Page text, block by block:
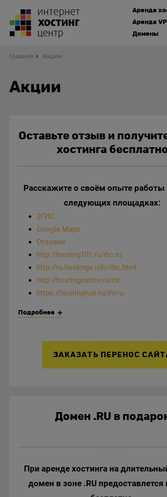
Аренда
Аренда
Домены
Главная Акции
Акции
Оставьте отзыв и
хостинга
Расскажите о своём опыте
следующих площадках:
2ГИС
Google Maps
Отзовик
http://hosting101.ru/ihc.ru
http://ru.hostings.info/ihc.html
http://hostingsaitov.ru/ihc
https://hostinghub.ru/ihcru
Подробнее
info@ihc.ruс темой письма «Отзыв
единожды. Предложение
Важно: мы не учтем отзывы с
информацией или
ЗАКАЗАТЬ ПЕРЕНОС
Домен .RU в
При аренде хостинга на
домен в зоне .RU предоставлется